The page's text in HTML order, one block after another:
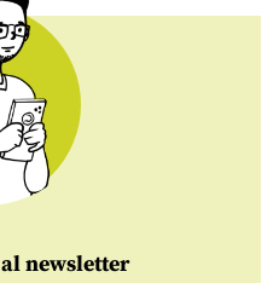
al newsletter